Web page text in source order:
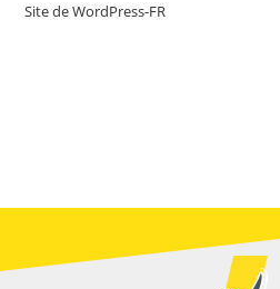
Site de WordPress-FR